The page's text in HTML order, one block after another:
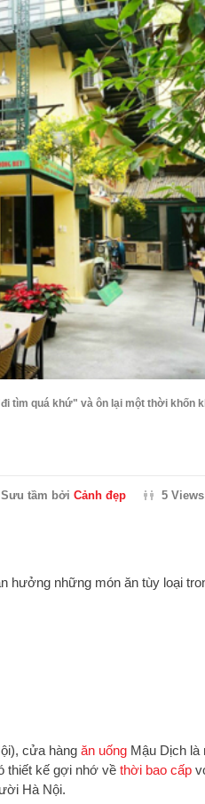
tìm quá khứ" và ôn lại một thời khốn
Sưu tầm bởi Cảnh đẹp 5 Views
hưởng những món ăn tùy loại
cửa hàng ăn uống Mậu Dịch là
thiết kế gợi nhớ về thời bao cấp
Hà Nội.